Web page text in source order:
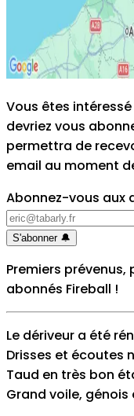
Vous êtes intéressé
devriez vous
permettra de
email au moment
Abonnez-vous aux
S'abonner 🔔
Premiers prévenus,
abonnés Fireball !
Le dériveur a été
Drisses et écoutes
Taud en très bon
Grand voile,